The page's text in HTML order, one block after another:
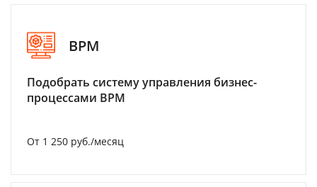
BPM
Подобрать систему управления бизнес-
процессами BPM
От 1 250 руб./месяц